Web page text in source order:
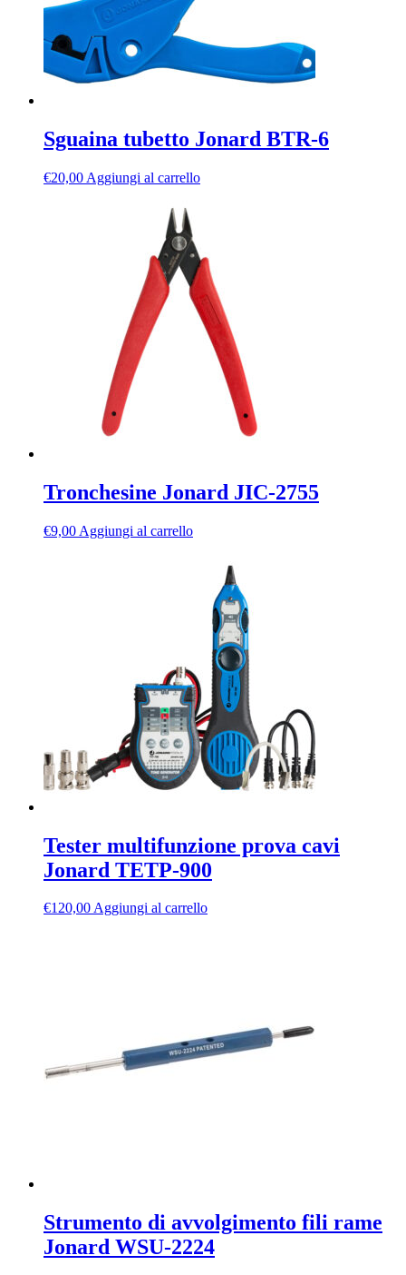
Sguaina tubetto Jonard BTR-6
€20,00 Aggiungi al carrello
Tronchesine Jonard JIC-2755
€9,00 Aggiungi al carrello
Tester multifunzione prova cavi
Jonard TETP-900
€120,00Aggiungi al carrello
Strumento di avvolgimento fili rame
Jonard WSU-2224